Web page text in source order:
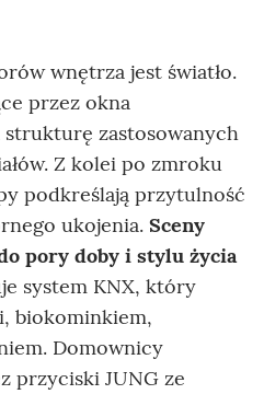
wnętrza jest światło.
przez okna
strukturę zastosowanych
Z kolei po zmroku
podkreślają przytulność
ukojenia. Sceny
pory doby i stylu życia
system KNX, który
biokominkiem,
Domownicy
przyciski JUNG ze